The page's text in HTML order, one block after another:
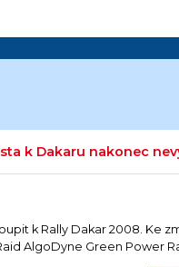
k Dakaru nakonec
k Rally Dakar 2008. Ke
AlgoDyne Green Power